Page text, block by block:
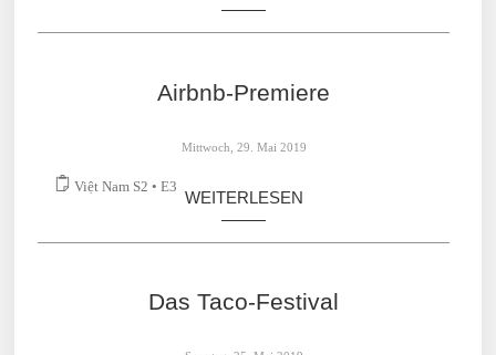
WEITERLESEN
WEITERLESEN